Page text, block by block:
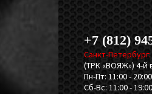
+7 (812)
Санкт-Петербург:
(ТРК «ВОЯЖ») 4-й
Пн-Пт: 11:00 - 20:00
Сб-Вс: 11:00 - 19:00